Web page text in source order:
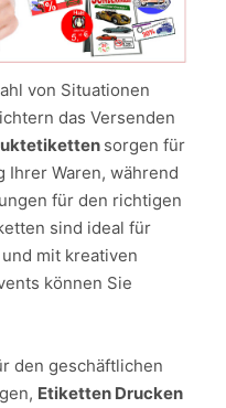
von Situationen
das Versenden
sorgen für
Waren, während
für den richtigen
sind ideal für
mit kreativen
können Sie
den geschäftlichen
Etiketten Drucken